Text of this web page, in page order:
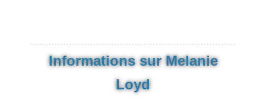
Informations sur Melanie
Loyd